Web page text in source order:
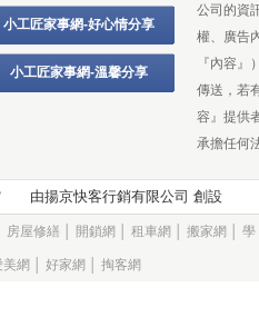
小工匠家事網-好心情分享
小工匠家事網-溫馨分享
公司的資
權、廣告
『內容
傳送，若
容』提供
承擔任何
館 由揚京快客行銷有限公司 創設
房屋修繕 開鎖網 租車網 搬家網 學
美網 好家網 掏客網